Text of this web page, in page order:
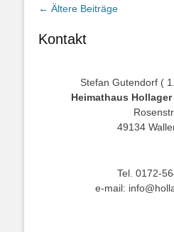
Beitragsnavigation
← Ältere Beiträge
Kontakt
Stefan Gutendorf (
Heimathaus Hollager
49134
Tel. 0172-
e-mail: